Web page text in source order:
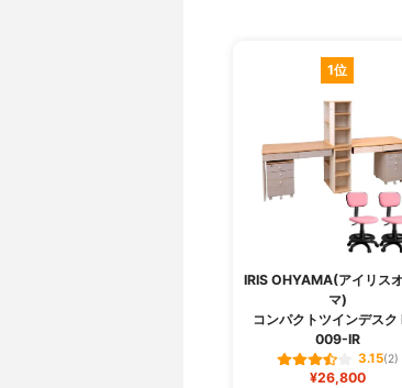
1位
IRIS OHYAMA(アイリス
マ)
コンパクトツインデスク
009-IR
3.15(2)
¥26,800